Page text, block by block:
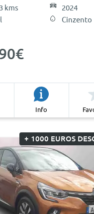
kms
2024
Cinzento
Info
+ 1000 EUROS